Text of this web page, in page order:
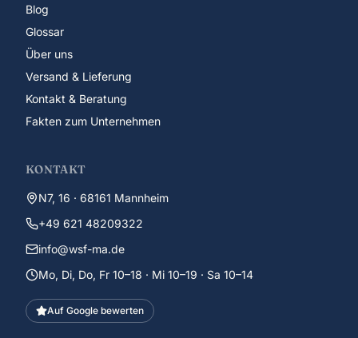
Blog
Glossar
Über uns
Versand & Lieferung
Kontakt & Beratung
Fakten zum Unternehmen
KONTAKT
N7, 16 · 68161 Mannheim
+49 621 48209322
info@wsf-ma.de
Mo, Di, Do, Fr 10–18 · Mi 10–19 · Sa 10–14
Auf Google bewerten